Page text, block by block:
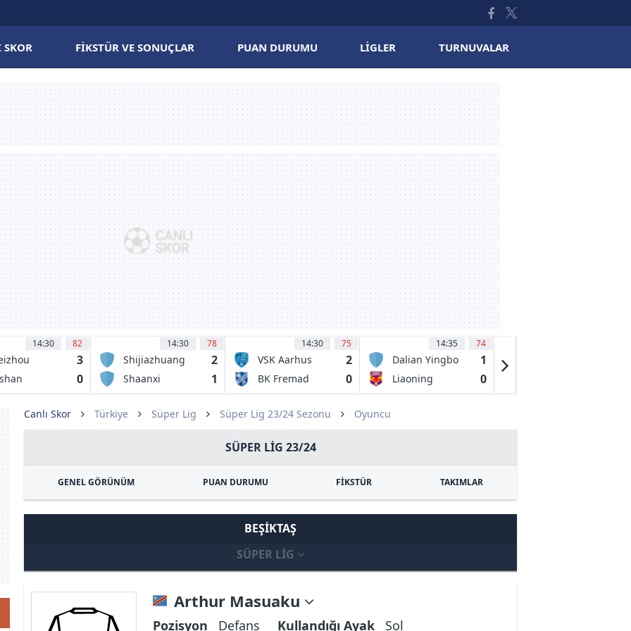
SKOR FIKSTÜR VE SONUÇLAR PUAN DURUMU LIGLER TURNUVALAR
14:30 82
FC
3
0
14:30 78
Shijiazhuang
Kungfu FC
2
Shaanxi
1
14:30 75
VSK Aarhus 2
BK Fremad
0
14:35 74
Dalian Yingbo
FC
1
Liaoning
0
Canlı Skor Türkiye Süper Lig Süper Lig 23/24 Sezonu Oyuncu
SÜPER LIG 23/24
GENEL GÖRÜNÜM PUAN DURUMU FİKSTÜR TAKIMLAR
BEŞIKTAŞ
SÜPER LIG
Arthur Masuaku
Pozisyon Defans Kullandığı Ayak Sol